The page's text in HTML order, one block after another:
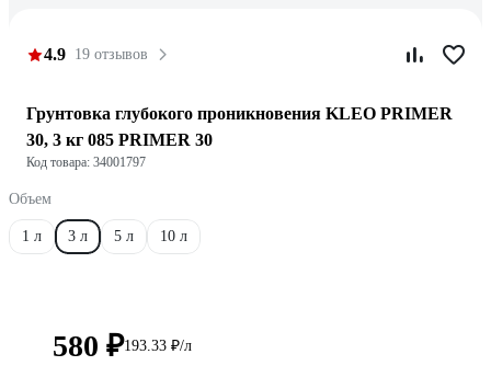
4.9 19 отзывов
Грунтовка глубокого проникновения KLEO PRIMER
30, 3 кг 085 PRIMER 30
Код товара: 34001797
Объем
1 л 3 л 5 л 10 л
580 ₽193.33 ₽/л